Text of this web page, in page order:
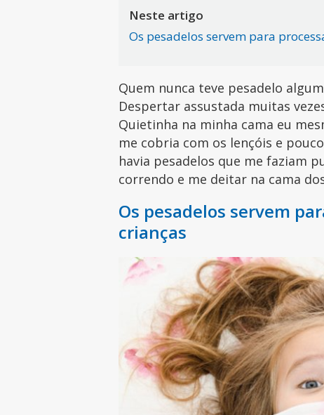
Neste artigo
Os pesadelos servem para
Quem nunca teve pesadelo
Despertar assustada muitas
Quietinha na minha cama eu
me cobria com os lençóis e
havia pesadelos que me faziam
correndo e me deitar na cama
Os pesadelos servem
crianças